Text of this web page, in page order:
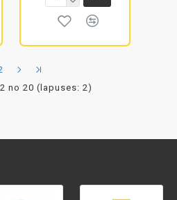
no 20 (lapuses: 2)